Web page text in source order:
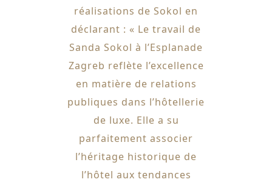
réalisations de Sokol en
déclarant : « Le travail de
Sanda Sokol à l’Esplanade
Zagreb reflète l’excellence
en matière de relations
publiques dans l’hôtellerie
de luxe. Elle a su
parfaitement associer
l’héritage historique de
l’hôtel aux tendances